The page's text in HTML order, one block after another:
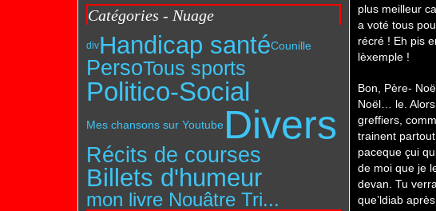
Catégories - Nuage
divHandicap santéCounille
PersoTous sports
Politico-Social
Mes chansons sur Youtube Divers
Récits de courses
Billets d'humeur
mon livre Nouâtre Tri...
plus meilleur
a voté tous
récré ! Eh pis
lèxemple !
Bon, Père-
Noël… le.
greffiers,
trainent
paceque çui
de moi que je
devan. Tu
que’ldiab